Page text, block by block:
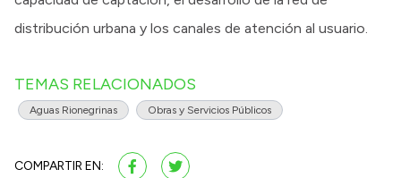
distribución urbana y los canales de atención al usuario.
TEMAS RELACIONADOS
Aguas Rionegrinas Obras y Servicios Públicos
COMPARTIR EN: